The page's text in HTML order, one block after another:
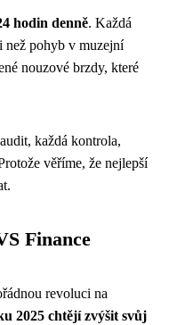
hodin denně. Každá
než pohyb v muzejní
nouzové brzdy, které
každá kontrola,
věříme, že nejlepší
Finance
revoluci na
2025 chtějí zvýšit svůj